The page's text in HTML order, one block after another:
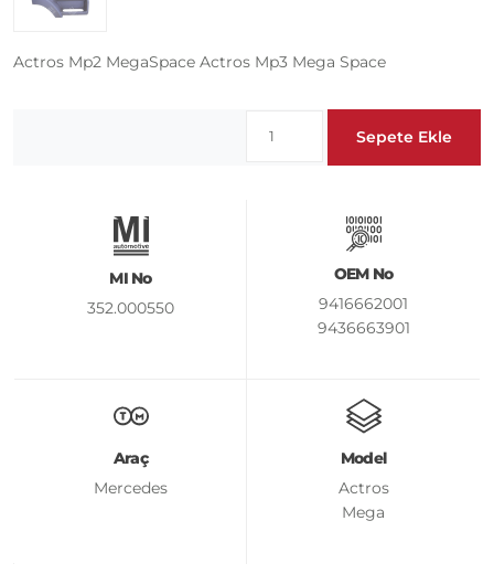
Actros Mp2 MegaSpace Actros Mp3 Mega Space
Sepete Ekle
MI No
352.000550
OEM No
9416662001
9436663901
Araç
Mercedes
Model
Actros
Mega